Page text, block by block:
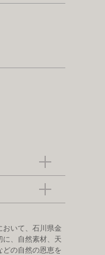
おいて、石川県金
に、自然素材、天
どの自然の恩恵を